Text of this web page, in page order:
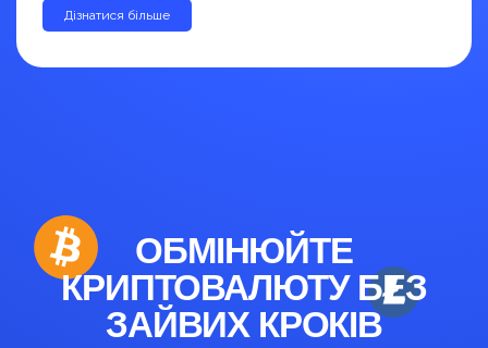
Дізнатися більше
ОБМІНЮЙТЕ
КРИПТОВАЛЮТУ БЕЗ
ЗАЙВИХ КРОКІВ